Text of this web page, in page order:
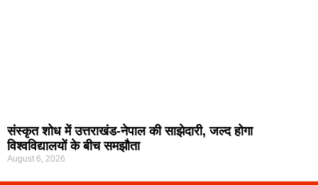
संस्कृत शोध में उत्तराखंड-नेपाल की साझेदारी, जल्द होगा
विश्वविद्यालयों के बीच समझौता
August 6, 2026